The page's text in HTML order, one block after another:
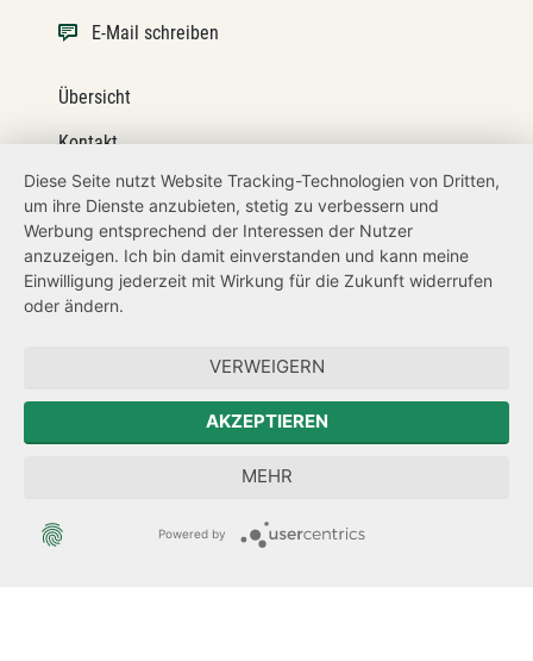
E-Mail schreiben
Übersicht
Kontakt
Impressum
Datenschutz
Transparenzanspruch
Forum Mitteleuropa
Der Sächsische Integrationsbeauftragte
Diese Seite nutzt Website Tracking-Technologien von Dritten,
um ihre Dienste anzubieten, stetig zu verbessern und
Werbung entsprechend der Interessen der Nutzer
anzuzeigen. Ich bin damit einverstanden und kann meine
Einwilligung jederzeit mit Wirkung für die Zukunft widerrufen
oder ändern.
VERWEIGERN
AKZEPTIEREN
MEHR
Powered by